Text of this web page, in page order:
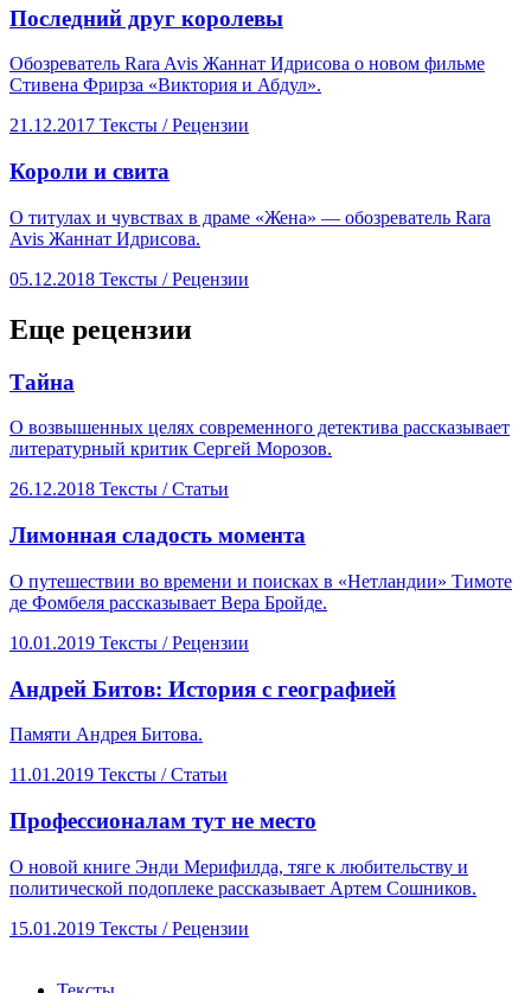
​Последний друг королевы
Обозреватель Rara Avis Жаннат Идрисова о новом фильме
Стивена Фрирза «Виктория и Абдул».
21.12.2017 Тексты /Рецензии
​Короли и свита
О титулах и чувствах в драме «Жена» — обозреватель Rara
Avis Жаннат Идрисова.
05.12.2018 Тексты /Рецензии
Еще рецензии
​Тайна
О возвышенных целях современного детектива рассказывает
литературный критик Сергей Морозов.
26.12.2018 Тексты /Статьи
​Лимонная сладость момента
О путешествии во времени и поисках в «Нетландии» Тимоте
де Фомбеля рассказывает Вера Бройде.
10.01.2019 Тексты /Рецензии
​Андрей Битов: История с географией
Памяти Андрея Битова.
11.01.2019 Тексты /Статьи
​Профессионалам тут не место
О новой книге Энди Мерифилда, тяге к любительству и
политической подоплеке рассказывает Артем Сошников.
15.01.2019 Тексты /Рецензии